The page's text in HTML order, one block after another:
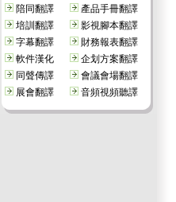
陪同翻譯
產品手冊翻譯
培訓翻譯
影視腳本翻譯
字幕翻譯
財務報表翻譯
軟件漢化
企划方案翻譯
同聲傳譯
會議會場翻譯
展會翻譯
音頻視頻聽譯